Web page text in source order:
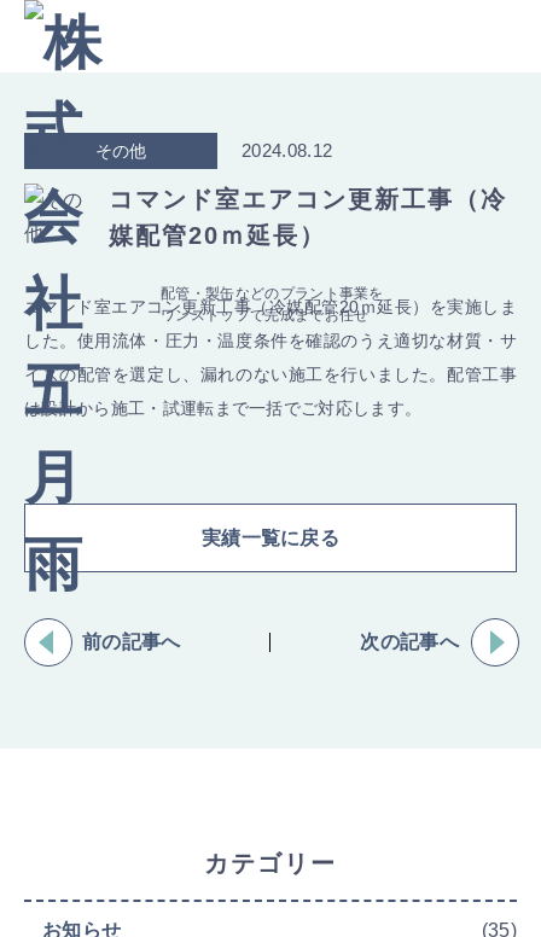
配管・製缶などのプラント事業を
ワンストップで完成までお任せ
その他 2024.08.12
コマンド室エアコン更新工事（冷
媒配管20ｍ延長）
コマンド室エアコン更新工事（冷媒配管20ｍ延長）を実施しま
した。使用流体・圧力・温度条件を確認のうえ適切な材質・サ
イズの配管を選定し、漏れのない施工を行いました。配管工事
は設計から施工・試運転まで一括でご対応します。
実績一覧に戻る
前の記事へ 次の記事へ
カテゴリー
お知らせ (35)